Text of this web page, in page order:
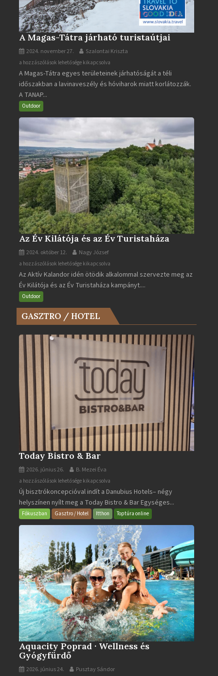
A Magas-Tátra járható turistaútjai
2024. november 27. Szalontai Kriszta
A
Magas-
Tátra
járható
turistaútjai
a hozzászólások lehetősége kikapcsolva
A Magas-Tátra egyes területeinek járhatóságát a téli
időszakban a lavinaveszély és hóviharok miatt korlátozzák.
A TANAP...
Outdoor
Az Év Kilátója és az Év Turistaháza
2024. október 12. Nagy József
Az
Év
Kilátója
és
az
Év
bejegyzéshez
a hozzászólások lehetősége kikapcsolva
Az Aktív Kalandor idén ötödik alkalommal szervezte meg az
Év Kilátója és az Év Turistaháza kampányt....
Outdoor
GASZTRO / HOTEL
Today Bistro & Bar
2026. június 26. B. Mezei Éva
Today
Bistro
&
Bar
bejegyzéshez
a hozzászólások lehetősége kikapcsolva
Új bisztrókoncepcióval indít a Danubius Hotels– négy
helyszínen nyílt meg a Today Bistro & Bar Egységes...
Fókuszban Gasztro / Hotel Itthon Toptúra online
Aquacity Poprad · Wellness és
Gyógyfürdő
2026. június 24. Pusztay Sándor